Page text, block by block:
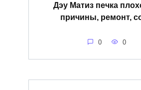
Дэу Матиз печка
причины, ремонт,
0 0